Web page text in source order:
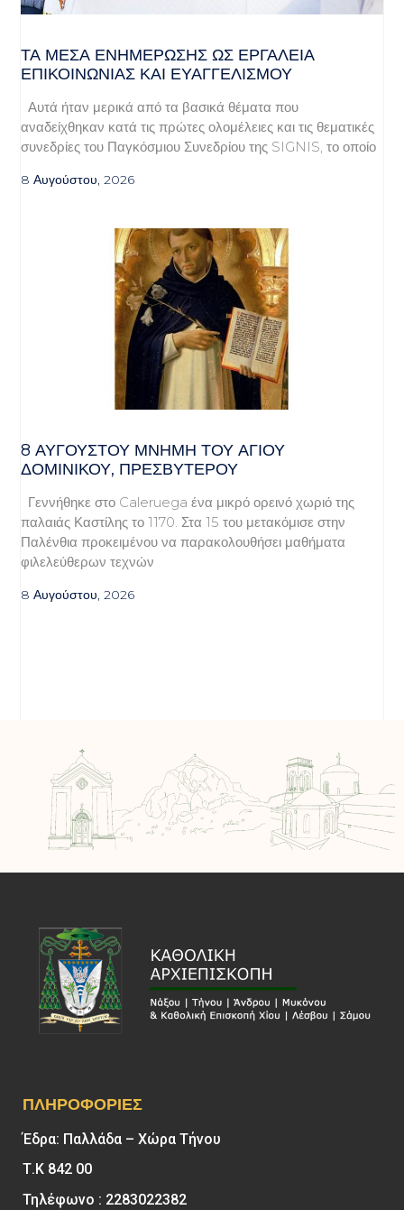
ΤΑ ΜΈΣΑ ΕΝΗΜΈΡΩΣΗΣ ΩΣ ΕΡΓΑΛΕΊΑ
ΕΠΙΚΟΙΝΩΝΊΑΣ ΚΑΙ ΕΥΑΓΓΕΛΙΣΜΟΎ
Αυτά ήταν μερικά από τα βασικά θέματα που
αναδείχθηκαν κατά τις πρώτες ολομέλειες και τις θεματικές
συνεδρίες του Παγκόσμιου Συνεδρίου της SIGNIS, το οποίο
8 Αυγούστου, 2026
8 ΑΥΓΟΥΣΤΟΥ ΜΝΗΜΗ ΤΟΥ ΑΓΙΟΥ
ΔΟΜΙΝΙΚΟΥ, ΠΡΕΣΒΥΤΕΡΟΥ
Γεννήθηκε στο Caleruega ένα μικρό ορεινό χωριό της
παλαιάς Καστίλης το 1170. Στα 15 του μετακόμισε στην
Παλένθια προκειμένου να παρακολουθήσει μαθήματα
φιλελεύθερων τεχνών
8 Αυγούστου, 2026
ΠΛΗΡΟΦΟΡΊΕΣ
Έδρα: Παλλάδα – Χώρα Τήνου
Τ.Κ 842 00
Τηλέφωνο : 2283022382